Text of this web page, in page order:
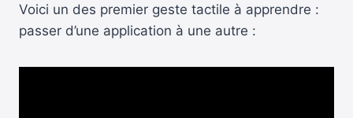
Voici un des premier geste tactile à apprendre :
passer d’une application à une autre :